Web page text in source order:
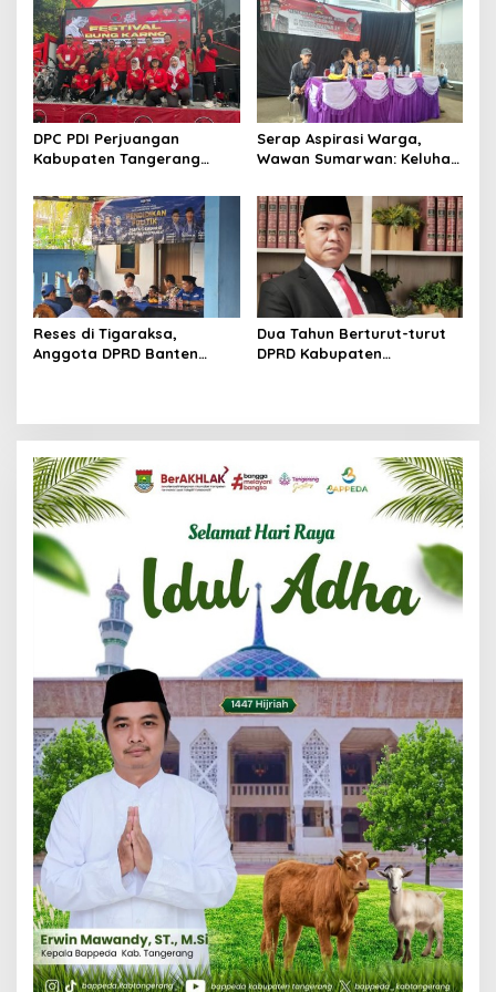
Kepercayaan Publik
Kepedulian Sosial
DPC PDI Perjuangan
Kabupaten Tangerang
Bung Karno Lewat Festival
Bulan Bung Karno
Serap Aspirasi Warga,
Wawan Sumarwan: Keluhan
hingga Bansos Mengemuka
Reses di Tigaraksa,
Anggota DPRD Banten
Dua Tahun Berturut-turut
DPRD Kabupaten